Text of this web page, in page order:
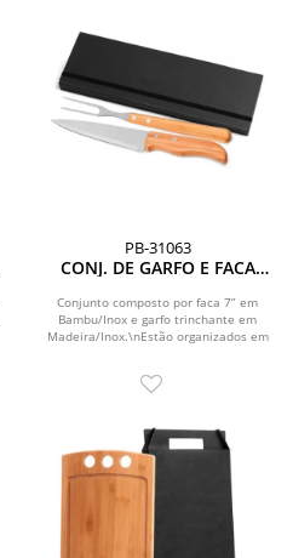
PB-31063
CONJ. DE GARFO E FACA
COM ESTOJO PRETO - 3 PÇS
Conjunto composto por faca 7” em
Bambu/Inox e garfo trinchante em
Madeira/Inox.\nEstão organizados em